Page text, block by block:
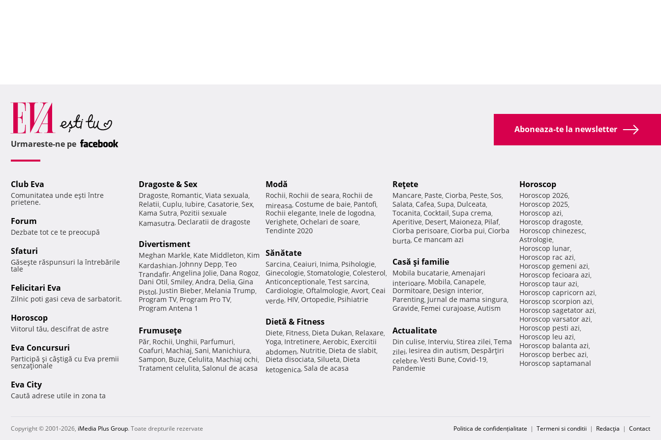
Aboneaza-te la newsletter
Urmareste-ne pe
Club Eva
Comunitatea unde eşti între
prietene.
Forum
Dezbate tot ce te preocupă
Sfaturi
Găseşte răspunsuri la întrebările
tale
Felicitari Eva
Zilnic poti gasi ceva de sarbatorit.
Horoscop
Viitorul tău, descifrat de astre
Eva Concursuri
Participă şi câştigă cu Eva premii
senzaţionale
Eva City
Caută adrese utile in zona ta
Dragoste & Sex
Dragoste, Romantic, Viata sexuala,
Relatii, Cuplu, Iubire, Casatorie, Sex,
Kama Sutra, Pozitii sexuale
Kamasutra, Declaratii de dragoste
Divertisment
Meghan Markle, Kate Middleton, Kim
Kardashian, Johnny Depp, Teo
Trandafir, Angelina Jolie, Dana Rogoz,
Dani Otil, Smiley, Andra, Delia, Gina
Pistol, Justin Bieber, Melania Trump,
Program TV, Program Pro TV,
Program Antena 1
Frumuseţe
Păr, Rochii, Unghii, Parfumuri,
Coafuri, Machiaj, Sani, Manichiura,
Sampon, Buze, Celulita, Machiaj ochi,
Tratament celulita, Salonul de acasa
Modă
Rochii, Rochii de seara, Rochii de
mireasa, Costume de baie, Pantofi,
Rochii elegante, Inele de logodna,
Verighete, Ochelari de soare,
Tendinte 2020
Sănătate
Sarcina, Ceaiuri, Inima, Psihologie,
Ginecologie, Stomatologie, Colesterol,
Anticonceptionale, Test sarcina,
Cardiologie, Oftalmologie, Avort, Ceai
verde, HIV, Ortopedie, Psihiatrie
Dietă & Fitness
Diete, Fitness, Dieta Dukan, Relaxare,
Yoga, Intretinere, Aerobic, Exercitii
abdomen, Nutritie, Dieta de slabit,
Dieta disociata, Silueta, Dieta
ketogenica, Sala de acasa
Reţete
Mancare, Paste, Ciorba, Peste, Sos,
Salata, Cafea, Supa, Dulceata,
Tocanita, Cocktail, Supa crema,
Aperitive, Desert, Maioneza, Pilaf,
Ciorba perisoare, Ciorba pui, Ciorba
burta, Ce mancam azi
Casă şi familie
Mobila bucatarie, Amenajari
interioare, Mobila, Canapele,
Dormitoare, Design interior,
Parenting, Jurnal de mama singura,
Gravide, Femei curajoase, Autism
Actualitate
Din culise, Interviu, Stirea zilei, Tema
zilei, Iesirea din autism, Despărţiri
celebre, Vesti Bune, Covid-19,
Pandemie
Horoscop
Horoscop 2026,
Horoscop 2025,
Horoscop azi,
Horoscop dragoste,
Horoscop chinezesc,
Astrologie,
Horoscop lunar,
Horoscop rac azi,
Horoscop gemeni azi,
Horoscop fecioara azi,
Horoscop taur azi,
Horoscop capricorn azi,
Horoscop scorpion azi,
Horoscop sagetator azi,
Horoscop varsator azi,
Horoscop pesti azi,
Horoscop leu azi,
Horoscop balanta azi,
Horoscop berbec azi,
Horoscop saptamanal
Copyright © 2001-2026, iMedia Plus Group. Toate drepturile rezervate Politica de confidențialitate | Termeni si conditii | Redacţia | Contact